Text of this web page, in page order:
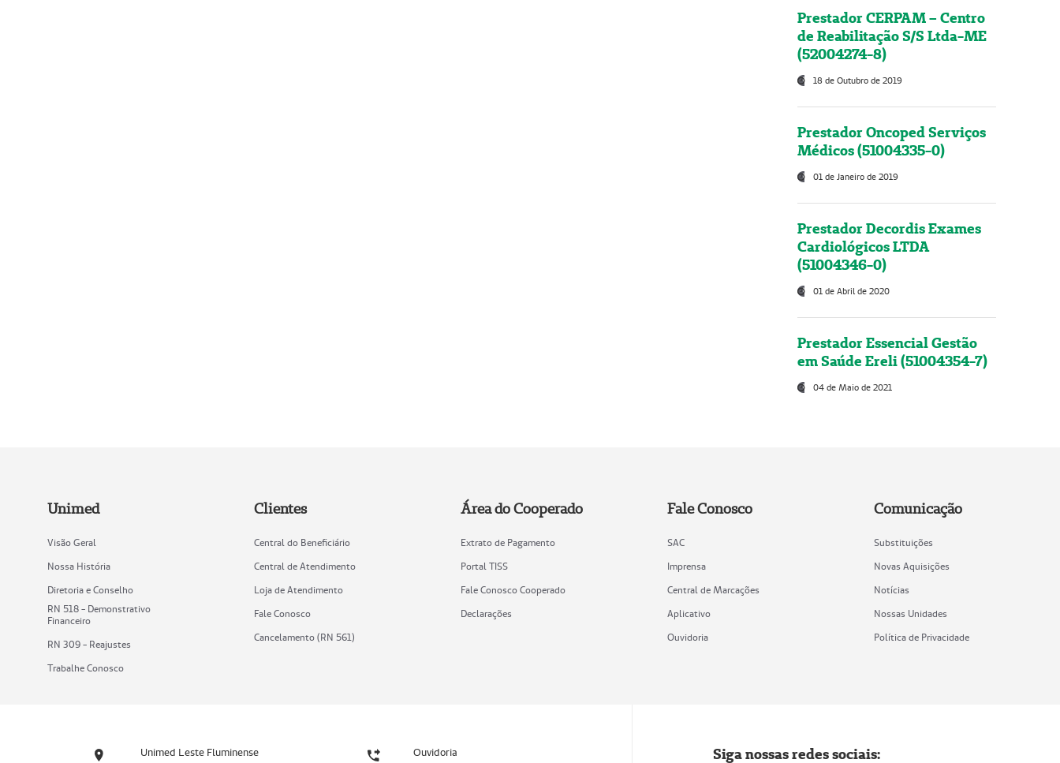
Prestador CERPAM – Centro
de Reabilitação S/S Ltda-ME
(52004274-8)
18 de Outubro de 2019
Prestador Oncoped Serviços
Médicos (51004335-0)
01 de Janeiro de 2019
Prestador Decordis Exames
Cardiológicos LTDA
(51004346-0)
01 de Abril de 2020
Prestador Essencial Gestão
em Saúde Ereli (51004354-7)
04 de Maio de 2021
Unimed
Visão Geral
Nossa História
Diretoria e Conselho
RN 518 - Demonstrativo
Financeiro
RN 309 - Reajustes
Trabalhe Conosco
Clientes
Central do Beneficiário
Central de Atendimento
Loja de Atendimento
Fale Conosco
Cancelamento (RN 561)
Área do Cooperado
Extrato de Pagamento
Portal TISS
Fale Conosco Cooperado
Declarações
Fale Conosco
SAC
Imprensa
Central de Marcações
Aplicativo
Ouvidoria
Comunicação
Substituições
Novas Aquisições
Notícias
Nossas Unidades
Política de Privacidade
Unimed Leste Fluminense Ouvidoria Siga nossas redes sociais: